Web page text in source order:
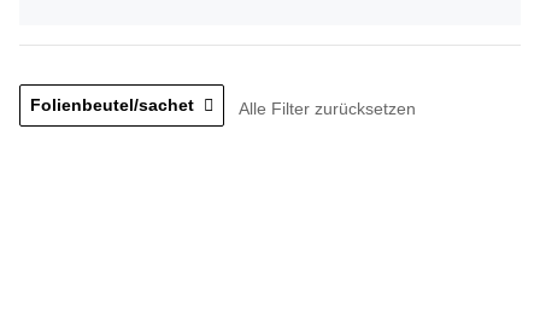
Folienbeutel/sachet Alle Filter zurücksetzen